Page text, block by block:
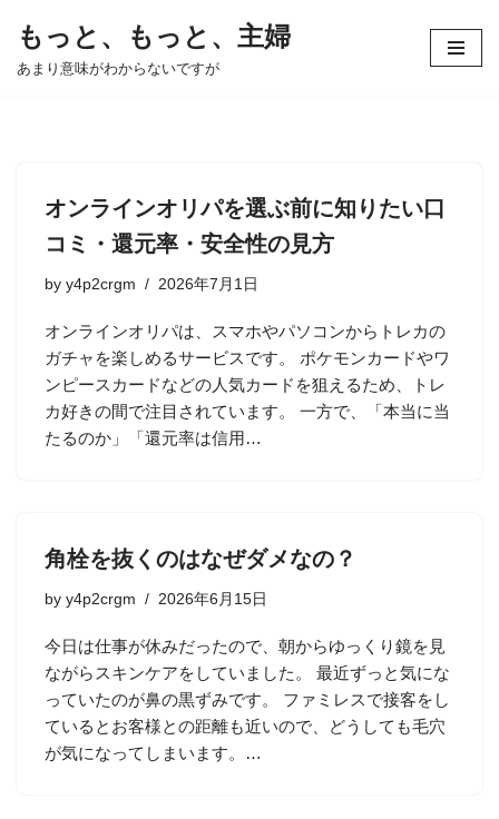
コ
もっと、もっと、主婦
あまり意味がわからないですが
オンラインオリパを選ぶ前に知りたい口
コミ・還元率・安全性の見方
by y4p2crgm 2026年7月1日
オンラインオリパは、スマホやパソコンからトレカの
ガチャを楽しめるサービスです。 ポケモンカードやワ
ンピースカードなどの人気カードを狙えるため、トレ
カ好きの間で注目されています。 一方で、「本当に当
たるのか」「還元率は信用…
角栓を抜くのはなぜダメなの？
by y4p2crgm 2026年6月15日
今日は仕事が休みだったので、朝からゆっくり鏡を見
ながらスキンケアをしていました。 最近ずっと気にな
っていたのが鼻の黒ずみです。 ファミレスで接客をし
ているとお客様との距離も近いので、どうしても毛穴
が気になってしまいます。…